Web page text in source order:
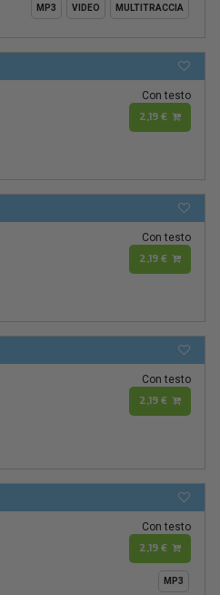
MP3 VIDEO MULTITRACCIA
Con testo
2,19 €
Con testo
2,19 €
Con testo
2,19 €
Con testo
2,19 €
MP3